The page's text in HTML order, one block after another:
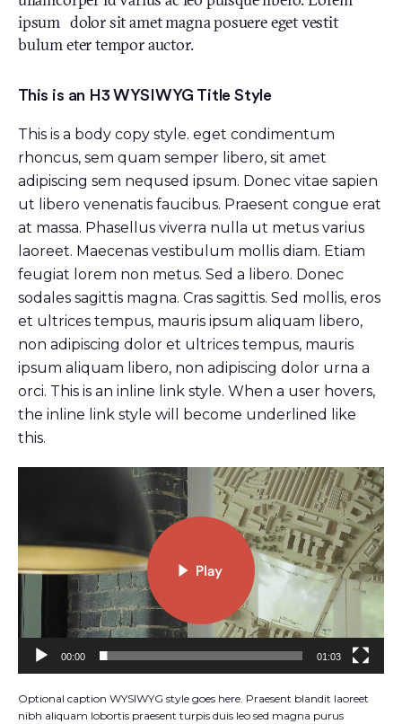
ipsum dolor sit amet magna posuere eget vestit
bulum eter tempor auctor.
This is an H3 WYSIWYG Title Style
This is a body copy style. eget condimentum
rhoncus, sem quam semper libero, sit amet
adipiscing sem neqused ipsum. Donec vitae sapien
ut libero venenatis faucibus. Praesent congue erat
at massa. Phasellus viverra nulla ut metus varius
laoreet. Maecenas vestibulum mollis diam. Etiam
feugiat lorem non metus. Sed a libero. Donec
sodales sagittis magna. Cras sagittis. Sed mollis, eros
et ultrices tempus, mauris ipsum aliquam libero,
non adipiscing dolor et ultrices tempus, mauris
ipsum aliquam libero, non adipiscing dolor urna a
orci. This is an inline link style. When a user hovers,
the inline link style will become underlined like
this.
00:00 01:03
Optional caption WYSIWYG style goes here. Praesent blandit laoreet
nibh aliquam lobortis praesent turpis duis leo sed magna purus